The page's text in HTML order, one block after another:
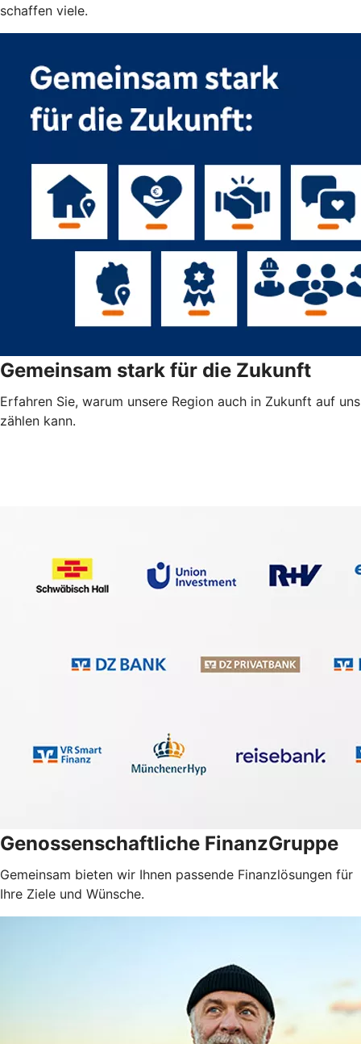
schaffen viele.
Gemeinsam stark für die Zukunft
Erfahren Sie, warum unsere Region auch in Zukunft auf uns
zählen kann.
Genossenschaftliche FinanzGruppe
Gemeinsam bieten wir Ihnen passende Finanzlösungen für
Ihre Ziele und Wünsche.